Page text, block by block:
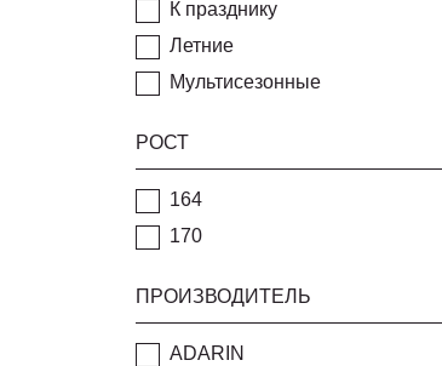
К празднику
Летние
Мультисезонные
РОСТ
164
170
ПРОИЗВОДИТЕЛЬ
ADARIN